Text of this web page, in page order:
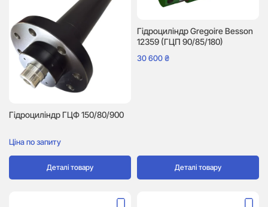
Гідроциліндр ГЦФ 150/80/900
Ціна по запиту
Деталі товару
Гідроциліндр Gregoire Besson
12359 (ГЦП 90/85/180)
30 600₴
Деталі товару